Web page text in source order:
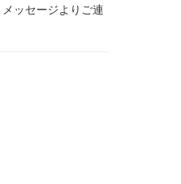
ッセージよりご連